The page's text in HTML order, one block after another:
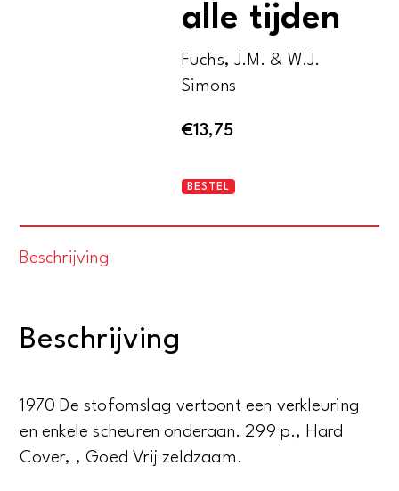
alle tijden
Fuchs, J.M. & W.J.
Simons
€13,75
Raadsels,
BESTEL
Beschrijving
Beschrijving
1970 De stofomslag vertoont een verkleuring
en enkele scheuren onderaan. 299 p., Hard
Cover, , Goed Vrij zeldzaam.